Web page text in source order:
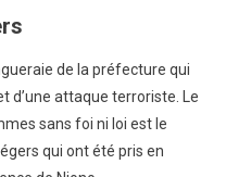
de la préfecture qui
d’une attaque terroriste. Le
sans foi ni loi est le
qui ont été pris en